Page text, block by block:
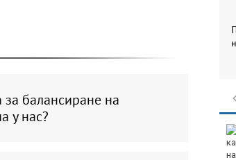
балансиране на
у нас?